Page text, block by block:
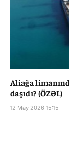
Aliağa
daşıdı? (ÖZƏL)
12 May 2026 15:15